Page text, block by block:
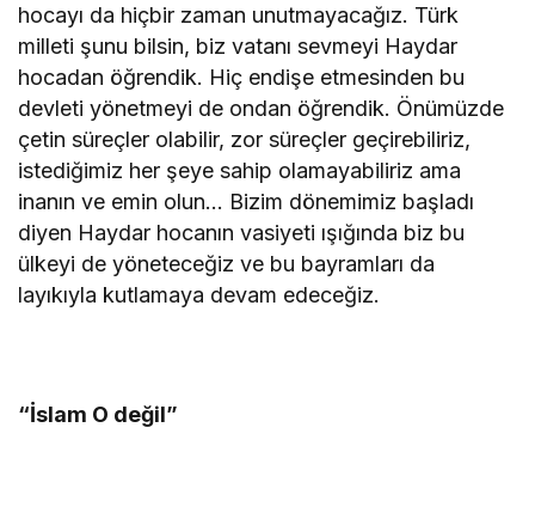
hocayı da hiçbir zaman unutmayacağız. Türk
milleti şunu bilsin, biz vatanı sevmeyi Haydar
hocadan öğrendik. Hiç endişe etmesinden bu
devleti yönetmeyi de ondan öğrendik. Önümüzde
çetin süreçler olabilir, zor süreçler geçirebiliriz,
istediğimiz her şeye sahip olamayabiliriz ama
inanın ve emin olun… Bizim dönemimiz başladı
diyen Haydar hocanın vasiyeti ışığında biz bu
ülkeyi de yöneteceğiz ve bu bayramları da
layıkıyla kutlamaya devam edeceğiz.
“İslam O değil”